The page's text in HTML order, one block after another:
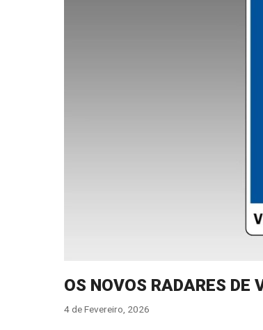
OS NOVOS RADARES DE
4 de Fevereiro, 2026